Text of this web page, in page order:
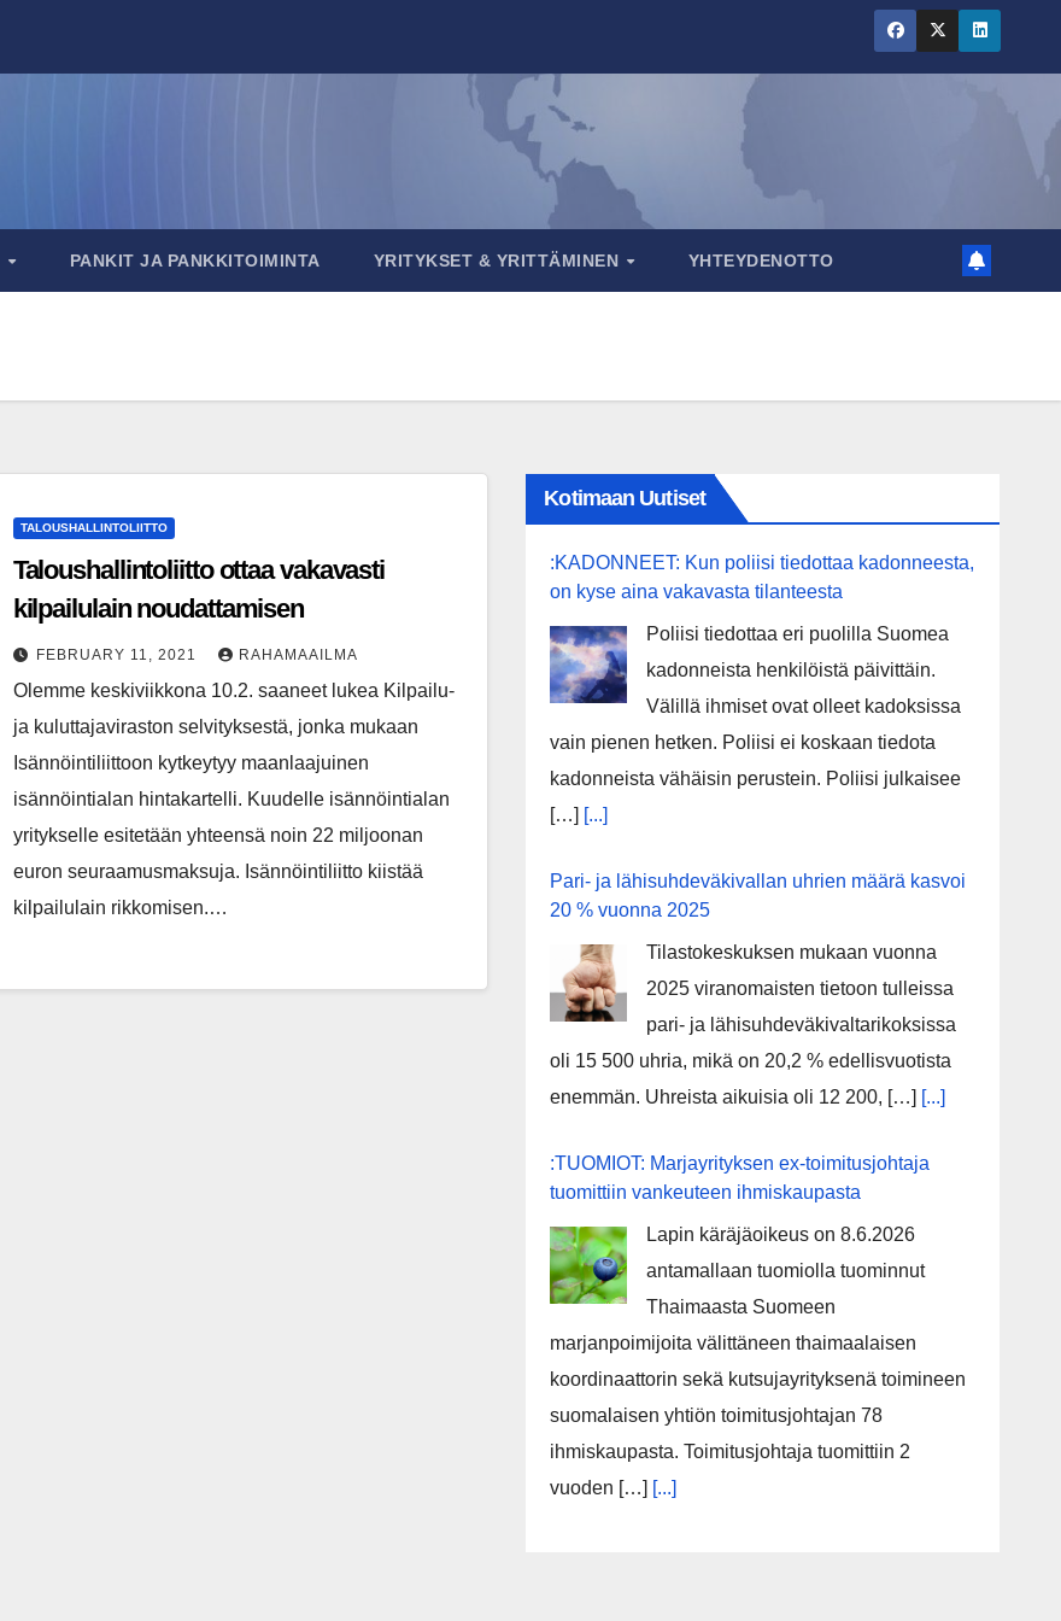
PANKIT JA PANKKITOIMINTA YRITYKSET & YRITTÄMINEN YHTEYDENOTTO
TALOUSHALLINTOLIITTO
Taloushallintoliitto ottaa vakavasti
kilpailulain noudattamisen
FEBRUARY 11, 2021 RAHAMAAILMA
Olemme keskiviikkona 10.2. saaneet lukea Kilpailu-
ja kuluttajaviraston selvityksestä, jonka mukaan
Isännöintiliittoon kytkeytyy maanlaajuinen
isännöintialan hintakartelli. Kuudelle isännöintialan
yritykselle esitetään yhteensä noin 22 miljoonan
euron seuraamusmaksuja. Isännöintiliitto kiistää
kilpailulain rikkomisen.…
Kotimaan Uutiset
:KADONNEET: Kun poliisi tiedottaa kadonneesta,
on kyse aina vakavasta tilanteesta
Poliisi tiedottaa eri puolilla Suomea
kadonneista henkilöistä päivittäin.
Välillä ihmiset ovat olleet kadoksissa
vain pienen hetken. Poliisi ei koskaan tiedota
kadonneista vähäisin perustein. Poliisi julkaisee
[…] [...]
Pari- ja lähisuhdeväkivallan uhrien määrä kasvoi
20 % vuonna 2025
Tilastokeskuksen mukaan vuonna
2025 viranomaisten tietoon tulleissa
pari- ja lähisuhdeväkivaltarikoksissa
oli 15 500 uhria, mikä on 20,2 % edellisvuotista
enemmän. Uhreista aikuisia oli 12 200, […] [...]
:TUOMIOT: Marjayrityksen ex-toimitusjohtaja
tuomittiin vankeuteen ihmiskaupasta
Lapin käräjäoikeus on 8.6.2026
antamallaan tuomiolla tuominnut
Thaimaasta Suomeen
marjanpoimijoita välittäneen thaimaalaisen
koordinaattorin sekä kutsujayrityksenä toimineen
suomalaisen yhtiön toimitusjohtajan 78
ihmiskaupasta. Toimitusjohtaja tuomittiin 2
vuoden […] [...]